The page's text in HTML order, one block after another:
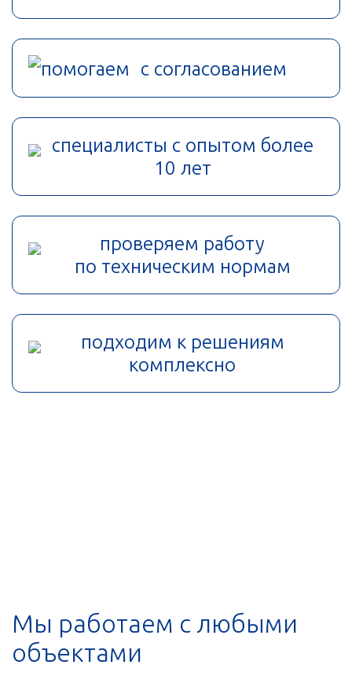
помогаем с согласованием
специалисты с опытом более
10 лет
проверяем работу
по техническим нормам
подходим к решениям
комплексно
Мы работаем с любыми
объектами